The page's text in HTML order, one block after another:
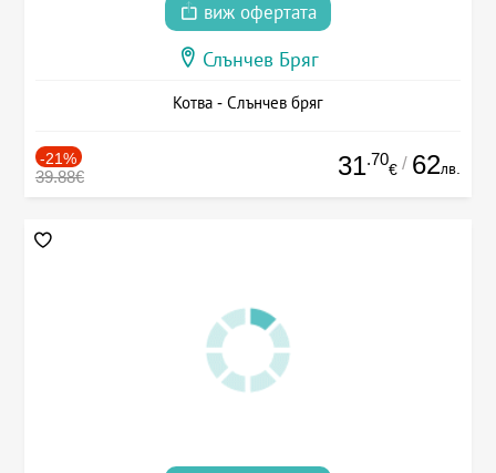
виж офертата
Слънчев Бряг
Котва - Слънчев бряг
-21%
39.88€ 31.70
€ / 62лв.